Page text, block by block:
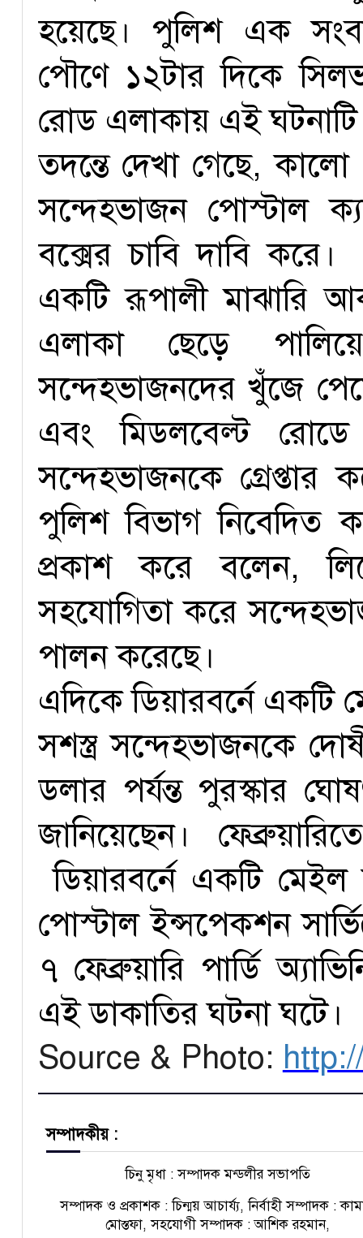
হয়েছে। পুলিশ এক
পৌণে ১২টার দিকে
রোড এলাকায় এই
তদন্তে দেখা গেছে,
সন্দেহভাজন পোস্টাল
বক্সের চাবি দাবি
একটি রূপালী মাঝারি
এলাকা ছেড়ে
সন্দেহভাজনদের খুঁজে
এবং মিডলবেল্ট
সন্দেহভাজনকে গ্রেপ্তার
পুলিশ বিভাগ নিবেদিত
প্রকাশ করে বলেন,
সহযোগিতা করে
পালন করেছে।
এদিকে ডিয়ারবর্নে একটি
সশস্ত্র সন্দেহভাজনকে
ডলার পর্যন্ত পুরস্কার
জানিয়েছেন।
ডিয়ারবর্নে একটি
পোস্টাল ইন্সপেকশন
৭ ফেব্রুয়ারি পার্ডি
এই ডাকাতির ঘটনা ঘটে।
Source & Photo:
সম্পাদকীয় :
চিনু মৃধা : সম্পাদক মন্ডলীর সভাপতি
সম্পাদক ও প্রকাশক : চিন্ময় আচার্য্য, নির্বাহী সম্পাদক :
মোস্তফা, সহযোগী সম্পাদক : আশিক রহমান,